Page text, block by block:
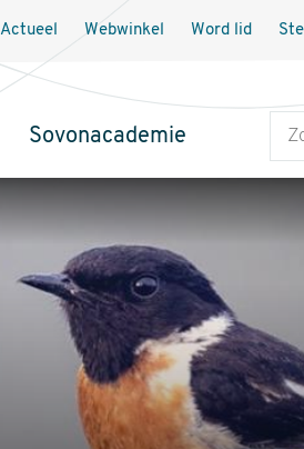
Sovonacademie
Actueel Webwinkel Word lid